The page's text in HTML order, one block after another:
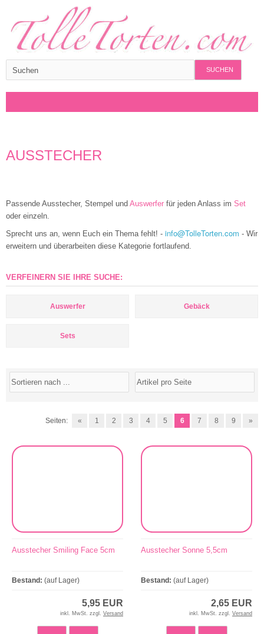
SUCHEN
AUSSTECHER
Passende Ausstecher, Stempel und Auswerfer für jeden Anlass im Set
oder einzeln.
Sprecht uns an, wenn Euch ein Thema fehlt! - info@TolleTorten.com - Wir
erweitern und überarbeiten diese Kategorie fortlaufend.
VERFEINERN SIE IHRE SUCHE:
Auswerfer Gebäck
Sets
Seiten: « 1 2 3 4 5 6 7 8 9 »
Ausstecher Smiling Face 5cm
Bestand: (auf Lager)
5,95 EUR
inkl. MwSt. zzgl. Versand
Ausstecher Sonne 5,5cm
Bestand: (auf Lager)
2,65 EUR
inkl. MwSt. zzgl. Versand